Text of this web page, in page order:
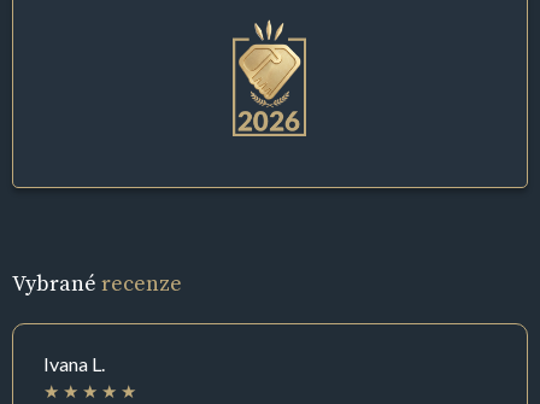
Vybrané recenze
Ivana L.